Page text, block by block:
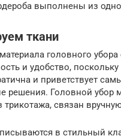
выполнены из
ткани
головного убора
и удобство,
и приветствует
решения. Головной убор
связан
в стильный